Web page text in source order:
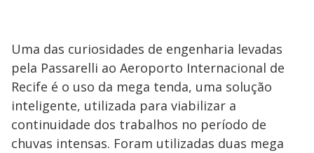
Uma das curiosidades de engenharia levadas
pela Passarelli ao Aeroporto Internacional de
Recife é o uso da mega tenda, uma solução
inteligente, utilizada para viabilizar a
continuidade dos trabalhos no período de
chuvas intensas. Foram utilizadas duas mega